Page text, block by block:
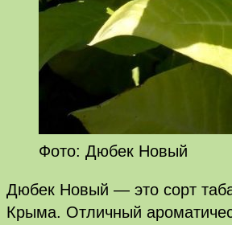
Фото: Дюбек Новый
Дюбек Новый — это сорт
Крыма. Отличный